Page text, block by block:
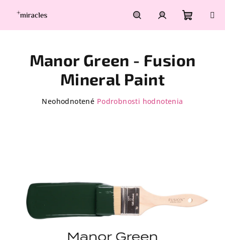
HľadaťPrihlásenie
košík
Manor Green - Fusion
Mineral Paint
Priemerné
Neohodnotené Podrobnosti hodnotenia